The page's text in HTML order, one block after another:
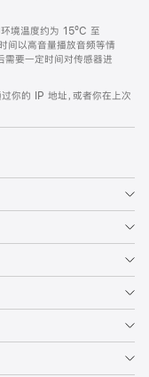
境温度约为 15ºC 至
间以高音量播放音频等情
需要一定时间对传感器进
你的 IP 地址，或者你在上次